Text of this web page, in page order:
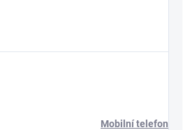
Mobilní telefon